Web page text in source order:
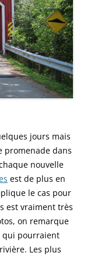
jours mais
promenade dans
nouvelle
est de plus en
le cas pour
est vraiment très
on remarque
qui pourraient
Les plus